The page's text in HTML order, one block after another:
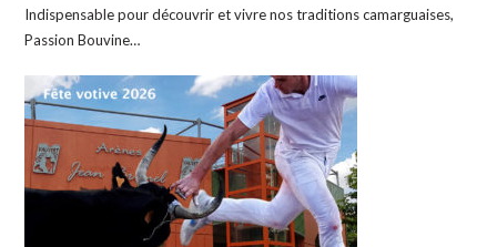
Indispensable pour découvrir et vivre nos traditions camarguaises,
Passion Bouvine…